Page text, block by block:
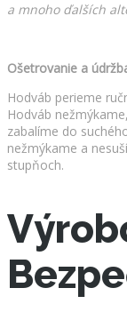
a mnoho ďalších
Ošetrovanie a
Hodváb perieme
Hodváb
zabalíme do
nežmýkame a
stupňoch.